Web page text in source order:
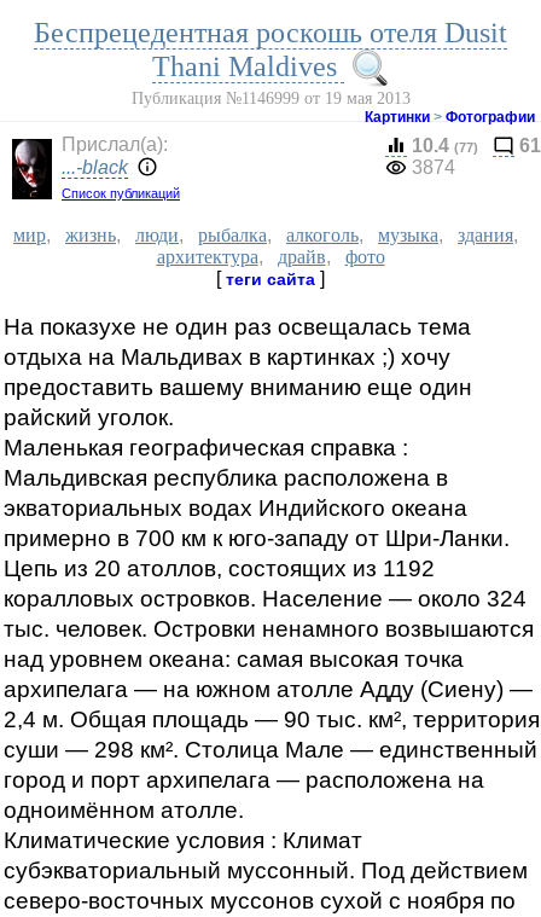
Беспрецедентная роскошь отеля Dusit
Thani Maldives
Публикация №1146999 от 19 мая 2013
Картинки > Фотографии
Прислал(a):
...-black
Список публикаций
10.4 (77)
61
3874
мир, жизнь, люди, рыбалка, алкоголь, музыка, здания,
архитектура, драйв, фото
[теги сайта ]
На показухе не один раз освещалась тема
отдыха на Мальдивах в картинках ;) хочу
предоставить вашему вниманию еще один
райский уголок.
Маленькая географическая справка :
Мальдивская республика расположена в
экваториальных водах Индийского океана
примерно в 700 км к юго-западу от Шри-Ланки.
Цепь из 20 атоллов, состоящих из 1192
коралловых островков. Население — около 324
тыс. человек. Островки ненамного возвышаются
над уровнем океана: самая высокая точка
архипелага — на южном атолле Адду (Сиену) —
2,4 м. Общая площадь — 90 тыс. км², территория
суши — 298 км². Столица Мале — единственный
город и порт архипелага — расположена на
одноимённом атолле.
Климатические условия : Климат
субэкваториальный муссонный. Под действием
северо-восточных муссонов сухой с ноября по